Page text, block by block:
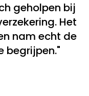
geholpen bij
Het
nam echt de
begrijpen."